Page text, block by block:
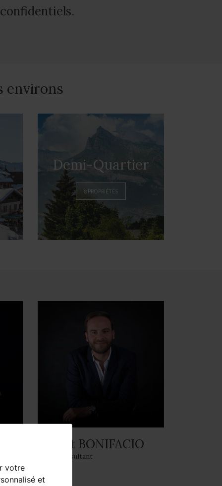
votre
et
environs
Demi-Quartier
8 PROPRIÉTÉS
Robert BONIFACIO
Sales Consultant